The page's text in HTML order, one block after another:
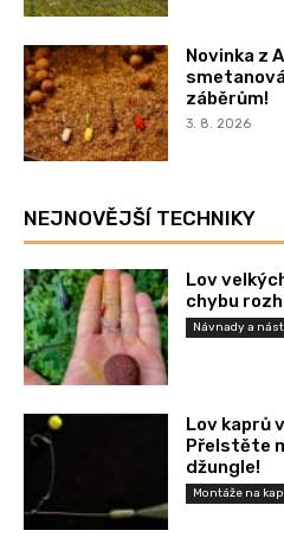
Novinka z
záběrům!
3. 8. 2026
NEJNOVĚJŠÍ TECHNIKY
Lov
chybu
Návnady a
Lov kaprů
Přelstěte
džungle!
Montáže na